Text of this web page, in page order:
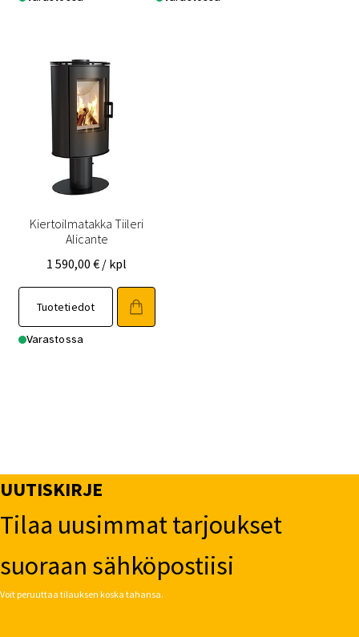
Kiertoilmatakka Tiileri
Alicante
1 590,00€ / kpl
Tuotetiedot
Varastossa
UUTISKIRJE
Tilaa uusimmat tarjoukset
suoraan sähköpostiisi
Voit peruuttaa tilauksen koska tahansa.